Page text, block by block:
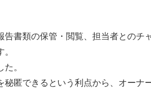
書類の保管・閲覧、担当者とのチ
。
匿できるという利点から、オーナ